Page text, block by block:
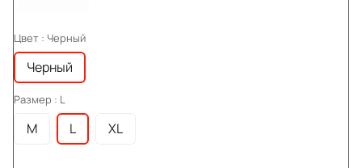
Цвет : Черный
Черный
Размер : L
M L XL